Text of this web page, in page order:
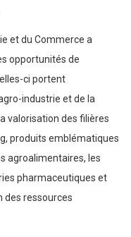
et du Commerce a
opportunités de
ci portent
industrie et de la
valorisation des filières
produits emblématiques
agroalimentaires, les
pharmaceutiques et
des ressources